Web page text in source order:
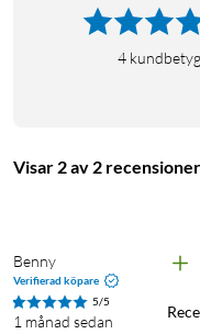
4 kundbetyg
Visar 2 av 2 recensioner
Benny
Verifierad köpare
5/5
1 månad sedan